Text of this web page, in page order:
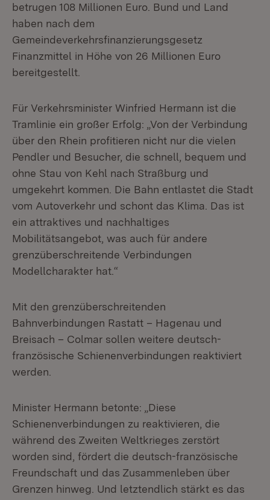
betrugen 108 Millionen Euro. Bund und Land
haben nach dem
Gemeindeverkehrsfinanzierungsgesetz
Finanzmittel in Höhe von 26 Millionen Euro
bereitgestellt.
Für Verkehrsminister Winfried Hermann ist die
Tramlinie ein großer Erfolg: „Von der Verbindung
über den Rhein profitieren nicht nur die vielen
Pendler und Besucher, die schnell, bequem und
ohne Stau von Kehl nach Straßburg und
umgekehrt kommen. Die Bahn entlastet die Stadt
vom Autoverkehr und schont das Klima. Das ist
ein attraktives und nachhaltiges
Mobilitätsangebot, was auch für andere
grenzüberschreitende Verbindungen
Modellcharakter hat.“
Mit den grenzüberschreitenden
Bahnverbindungen Rastatt – Hagenau und
Breisach – Colmar sollen weitere deutsch-
französische Schienenverbindungen reaktiviert
werden.
Minister Hermann betonte: „Diese
Schienenverbindungen zu reaktivieren, die
während des Zweiten Weltkrieges zerstört
worden sind, fördert die deutsch-französische
Freundschaft und das Zusammenleben über
Grenzen hinweg. Und letztendlich stärkt es das